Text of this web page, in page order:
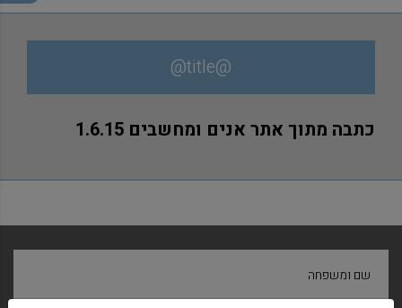
@title@
כתבה מתוך אתר אנים ומחשבים 1.6.15
שם ומשפחה